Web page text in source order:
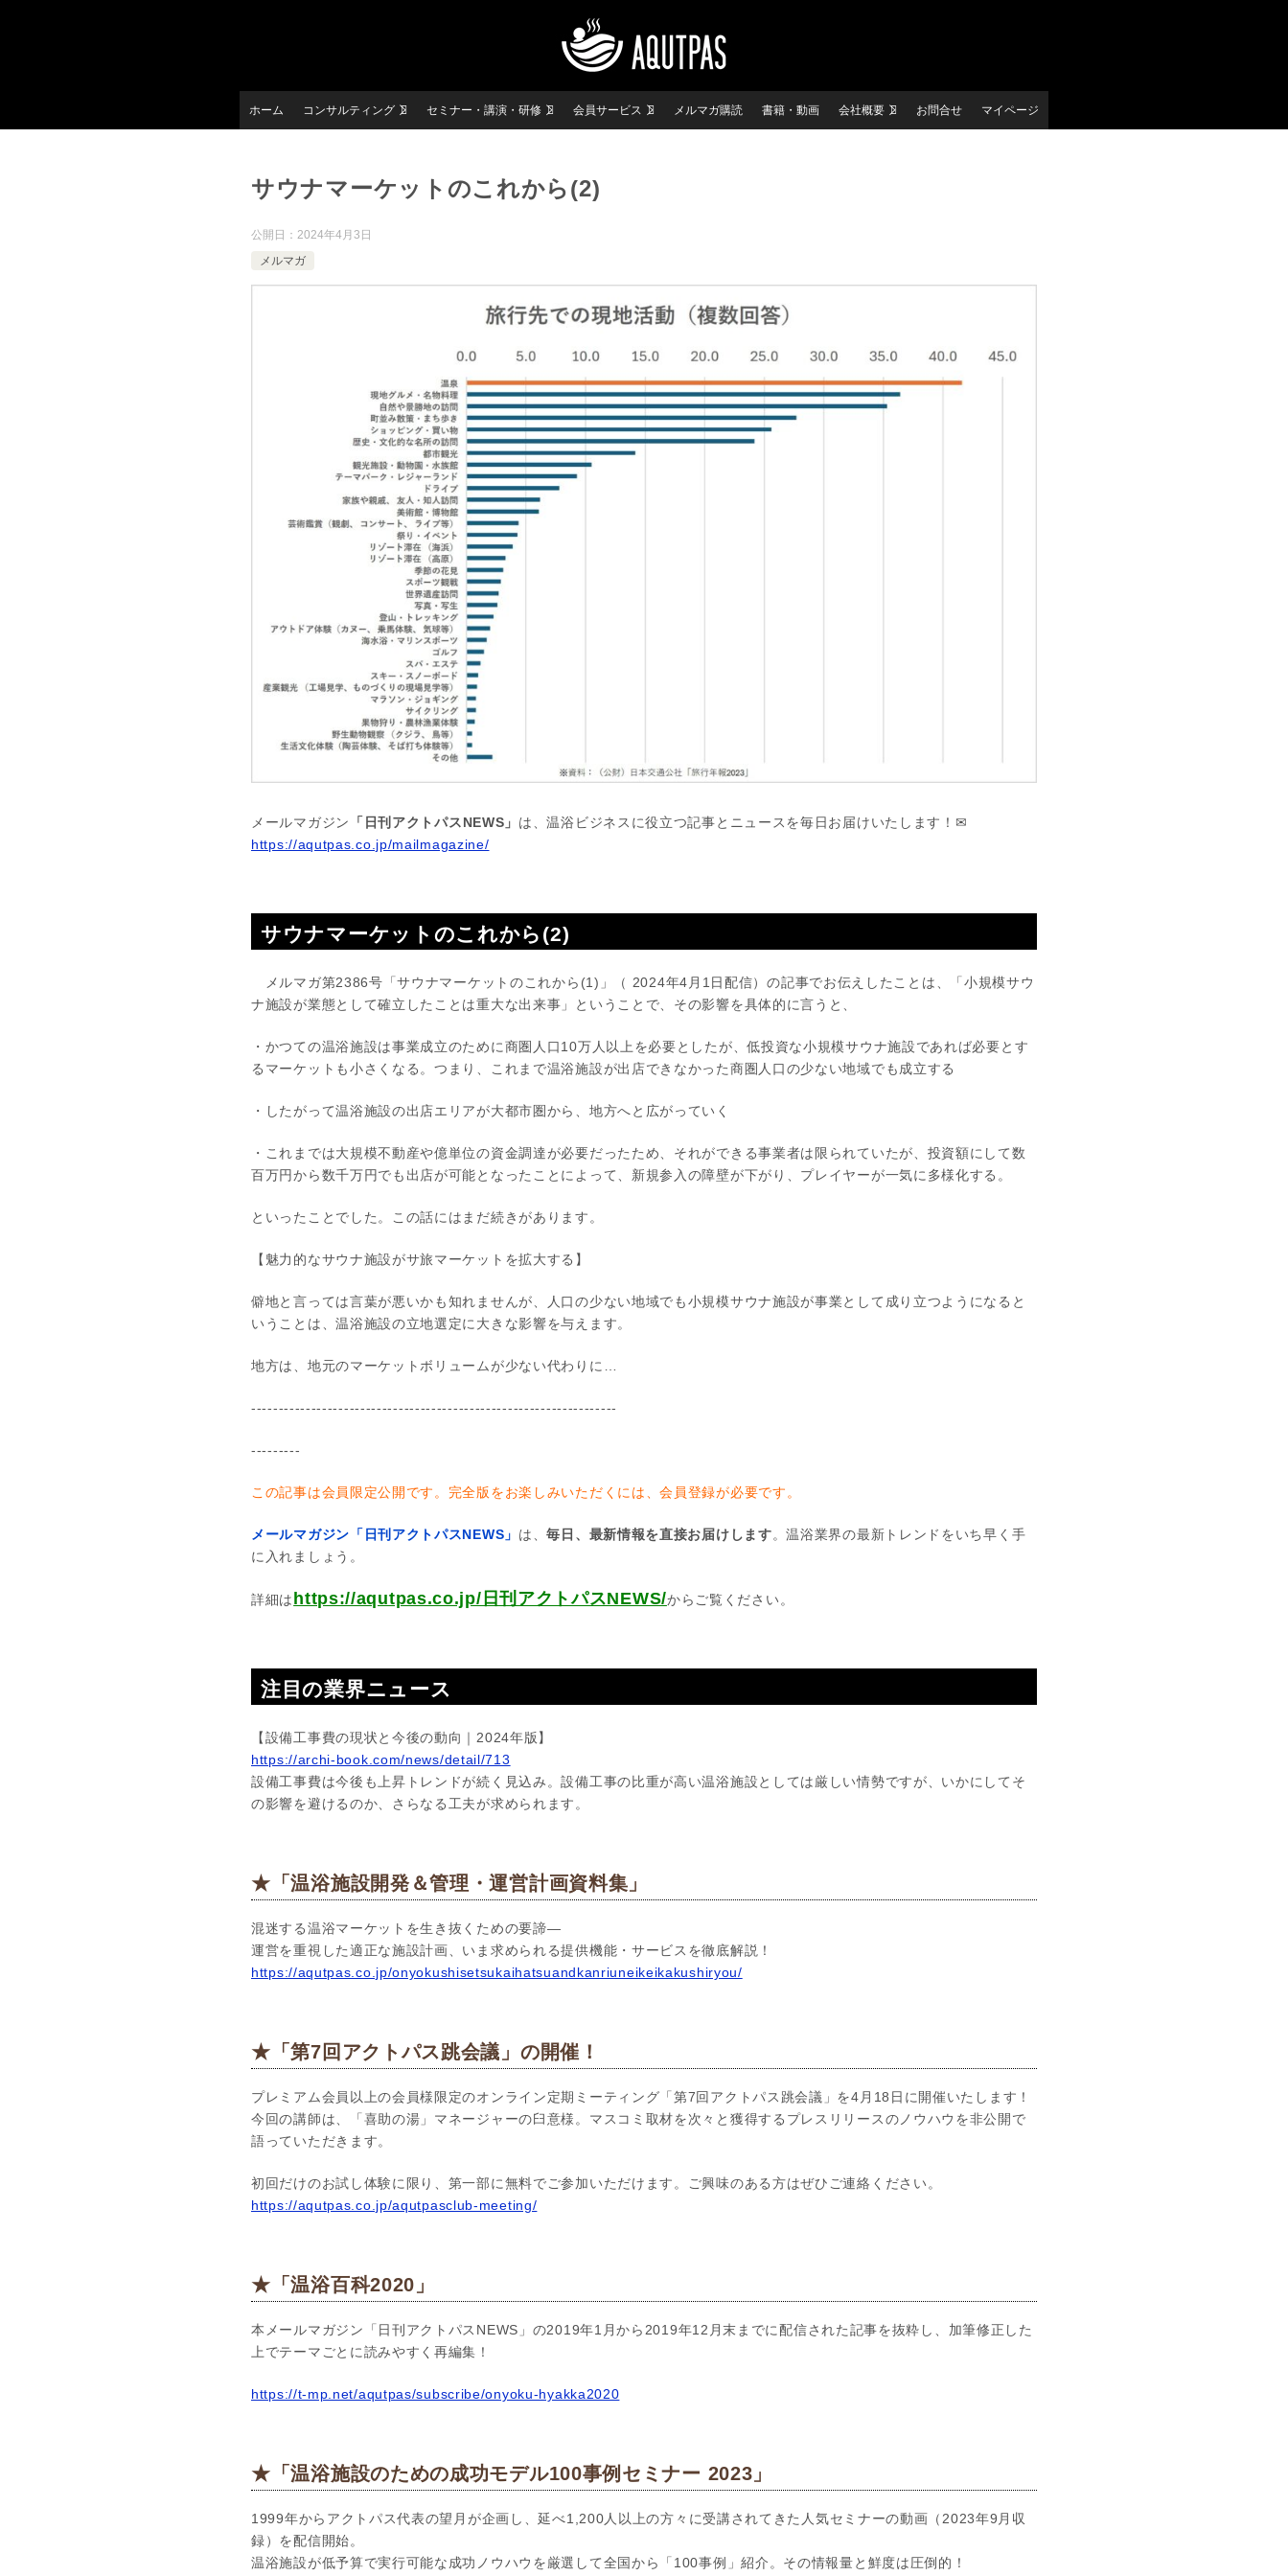
ホーム コンサルティング セミナー・講演・研修 会員サービス メルマガ購読 書籍・動画 会社概要 お問合せ マイページ
サウナマーケットのこれから(2)
公開日： 2024年4月3日
メルマガ
メールマガジン 「日刊アクトパスNEWS」 は、温浴ビジネスに役立つ記事とニュースを毎日お届けいたします！✉
https://aqutpas.co.jp/mailmagazine/
サウナマーケットのこれから(2)
メルマガ第2386号「サウナマーケットのこれから(1)」（ 2024年4月1日配信）の記事でお伝えしたことは、「小規模サウ
ナ施設が業態として確立したことは重大な出来事」ということで、その影響を具体的に言うと、
・かつての温浴施設は事業成立のために商圏人口10万人以上を必要としたが、低投資な小規模サウナ施設であれば必要とす
るマーケットも小さくなる。つまり、これまで温浴施設が出店できなかった商圏人口の少ない地域でも成立する
・したがって温浴施設の出店エリアが大都市圏から、地方へと広がっていく
・これまでは大規模不動産や億単位の資金調達が必要だったため、それができる事業者は限られていたが、投資額にして数
百万円から数千万円でも出店が可能となったことによって、新規参入の障壁が下がり、プレイヤーが一気に多様化する。
といったことでした。この話にはまだ続きがあります。
【魅力的なサウナ施設がサ旅マーケットを拡大する】
僻地と言っては言葉が悪いかも知れませんが、人口の少ない地域でも小規模サウナ施設が事業として成り立つようになると
いうことは、温浴施設の立地選定に大きな影響を与えます。
地方は、地元のマーケットボリュームが少ない代わりに…
-------------------------------------------------------------------
---------
この記事は会員限定公開です。完全版をお楽しみいただくには、会員登録が必要です。
メールマガジン「日刊アクトパスNEWS」 は、毎日、最新情報を直接お届けします。温浴業界の最新トレンドをいち早く手
に入れましょう。
詳細はhttps://aqutpas.co.jp/日刊アクトパスNEWS/からご覧ください。
注目の業界ニュース
【設備工事費の現状と今後の動向｜2024年版】
https://archi-book.com/news/detail/713
設備工事費は今後も上昇トレンドが続く見込み。設備工事の比重が高い温浴施設としては厳しい情勢ですが、いかにしてそ
の影響を避けるのか、さらなる工夫が求められます。
★「温浴施設開発＆管理・運営計画資料集」
混迷する温浴マーケットを生き抜くための要諦―
運営を重視した適正な施設計画、いま求められる提供機能・サービスを徹底解説！
https://aqutpas.co.jp/onyokushisetsukaihatsuandkanriuneikeikakushiryou/
★「第7回アクトパス跳会議」の開催！
プレミアム会員以上の会員様限定のオンライン定期ミーティング「第7回アクトパス跳会議」を4月18日に開催いたします！
今回の講師は、「喜助の湯」マネージャーの臼意様。マスコミ取材を次々と獲得するプレスリリースのノウハウを非公開で
語っていただきます。
初回だけのお試し体験に限り、第一部に無料でご参加いただけます。ご興味のある方はぜひご連絡ください。
https://aqutpas.co.jp/aqutpasclub-meeting/
★「温浴百科2020」
本メールマガジン「日刊アクトパスNEWS」の2019年1月から2019年12月末までに配信された記事を抜粋し、加筆修正した
上でテーマごとに読みやすく再編集！
https://t-mp.net/aqutpas/subscribe/onyoku-hyakka2020
★「温浴施設のための成功モデル100事例セミナー 2023」
1999年からアクトパス代表の望月が企画し、延べ1,200人以上の方々に受講されてきた人気セミナーの動画（2023年9月収
録）を配信開始。
温浴施設が低予算で実行可能な成功ノウハウを厳選して全国から「100事例」紹介。その情報量と鮮度は圧倒的！